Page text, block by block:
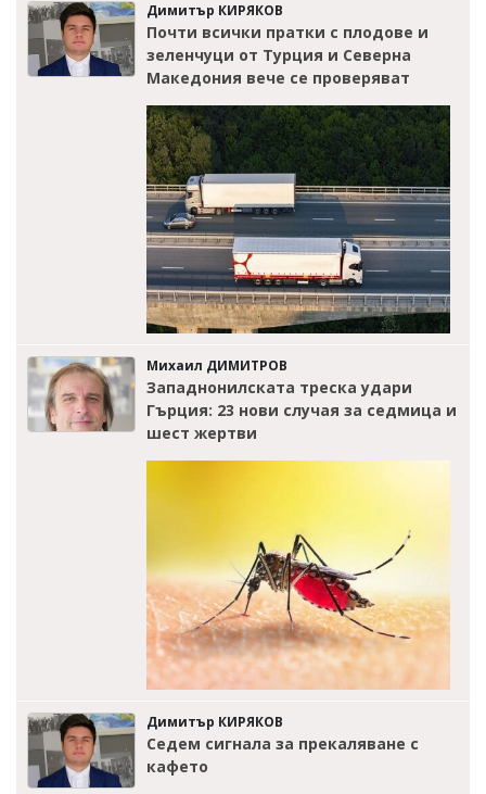
Димитър КИРЯКОВ
Почти всички пратки с плодове и
зеленчуци от Турция и Северна
Македония вече се проверяват
Михаил ДИМИТРОВ
Западнонилската треска удари
Гърция: 23 нови случая за седмица и
шест жертви
Димитър КИРЯКОВ
Седем сигнала за прекаляване с
кафето